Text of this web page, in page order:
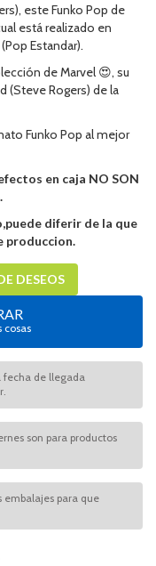
este Funko Pop de
está realizado en
Estandar).
de Marvel 😍, su
(Steve Rogers) de la
Funko Pop al mejor
en caja NO SON
diferir de la que
produccion.
DESEOS
cosas
fecha de llegada
son para productos
para que